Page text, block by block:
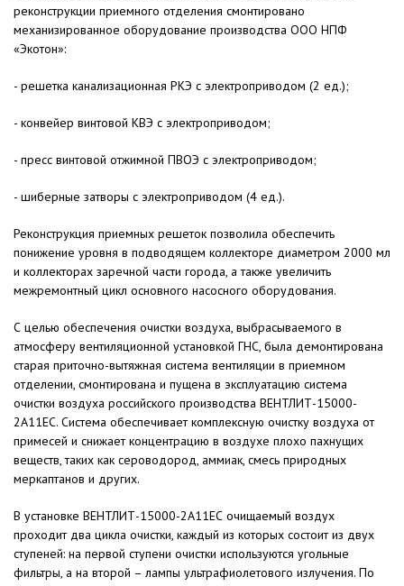
реконструкции приемного отделения смонтировано
механизированное оборудование производства ООО НПФ
«Экотон»:
- решетка канализационная РКЭ с электроприводом (2 ед.);
- конвейер винтовой КВЭ с электроприводом;
- пресс винтовой отжимной ПВОЭ с электроприводом;
- шиберные затворы с электроприводом (4 ед.).
Реконструкция приемных решеток позволила обеспечить
понижение уровня в подводящем коллекторе диаметром 2000 мл
и коллекторах заречной части города, а также увеличить
межремонтный цикл основного насосного оборудования.
С целью обеспечения очистки воздуха, выбрасываемого в
атмосферу вентиляционной установкой ГНС, была демонтирована
старая приточно-вытяжная система вентиляции в приемном
отделении, смонтирована и пущена в эксплуатацию система
очистки воздуха российского производства ВЕНТЛИТ-15000-
2А11ЕС. Система обеспечивает комплексную очистку воздуха от
примесей и снижает концентрацию в воздухе плохо пахнущих
веществ, таких как сероводород, аммиак, смесь природных
меркаптанов и других.
В установке ВЕНТЛИТ-15000-2А11ЕС очищаемый воздух
проходит два цикла очистки, каждый из которых состоит из двух
ступеней: на первой ступени очистки используются угольные
фильтры, а на второй – лампы ультрафиолетового излучения. По